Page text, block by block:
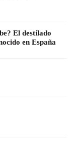
El destilado
en España